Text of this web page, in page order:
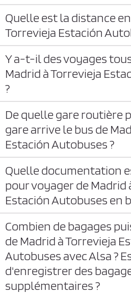
Quelle est la distance
Torrevieja Estación
Y a-t-il des voyages
Madrid à Torrevieja
?
De quelle gare routière
gare arrive le bus de
Estación Autobuses ?
Quelle documentation
pour voyager de Madrid
Estación Autobuses en
Combien de bagages
de Madrid à Torrevieja
Autobuses avec Alsa ?
d'enregistrer des
supplémentaires ?